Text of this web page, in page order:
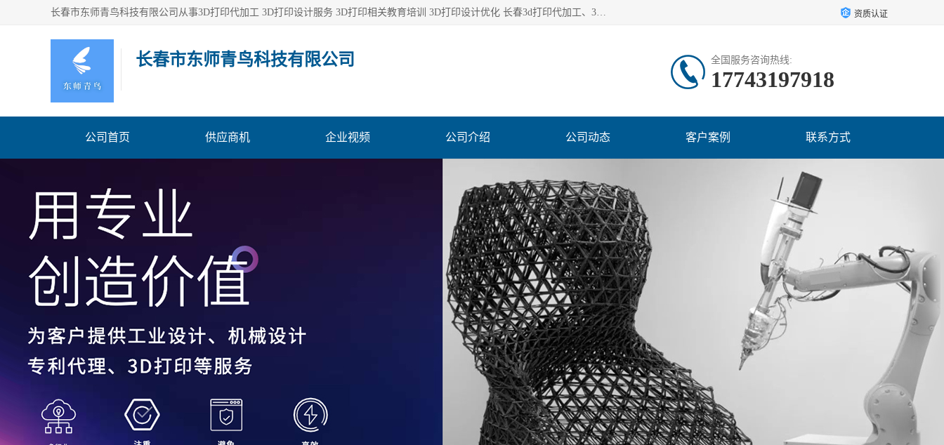
长春市东师青鸟科技有限公司从事3D打印代加工 3D打印设计服务 3D打印相关教育培训 3D打印设计优化 长春3d打印代加工、3D打印代加工及设计服务、3D打印相关教育培训、专利代理及优化、3D打印上下游技术服务，深耕工业设计、机械设计、3D打印多年年，拥有多项技术，辅助数十位客户完成自己的发明及实用新型专利。 资质认证
长春市东师青鸟科技有限公司 全国服务咨询热线:
17743197918
公司首页 供应商机 企业视频 公司介绍 公司动态 客户案例 联系方式